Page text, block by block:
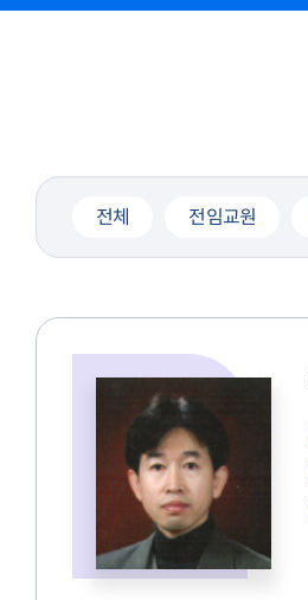
전체 전임교원